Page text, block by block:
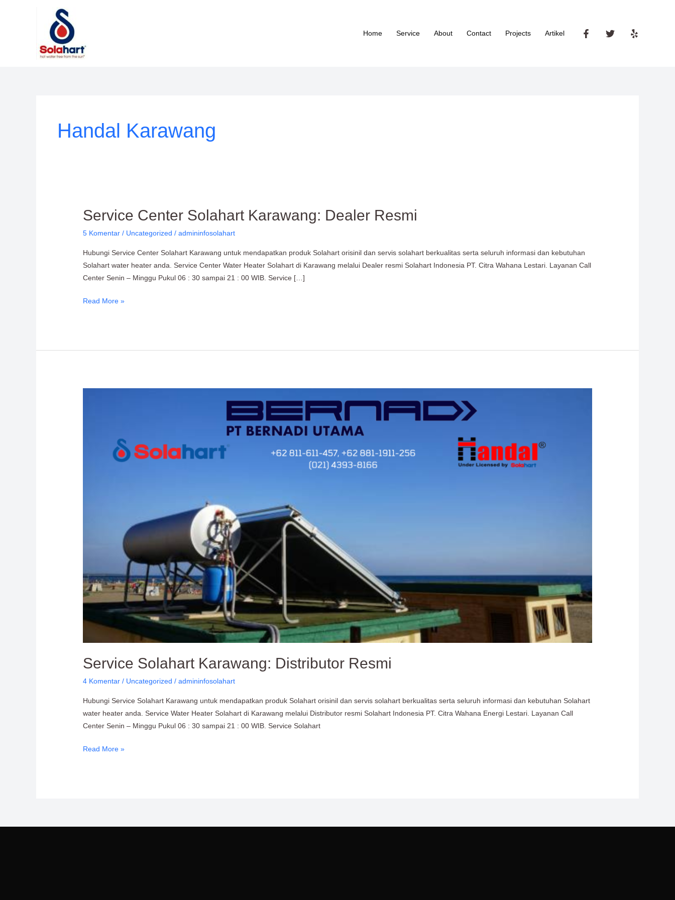
Home Service About Contact Projects Artikel
Handal Karawang
Service Center Solahart Karawang: Dealer Resmi
5 Komentar / Uncategorized /admininfosolahart
Hubungi Service Center Solahart Karawang untuk mendapatkan produk Solahart orisinil dan servis solahart berkualitas serta seluruh informasi dan kebutuhan
Solahart water heater anda. Service Center Water Heater Solahart di Karawang melalui Dealer resmi Solahart Indonesia PT. Citra Wahana Lestari. Layanan Call
Center Senin – Minggu Pukul 06 : 30 sampai 21 : 00 WIB. Service […]
Service
Solahart
Karawang:
Dealer
Resmi
Read More »
Service Solahart Karawang: Distributor Resmi
4 Komentar / Uncategorized /admininfosolahart
Hubungi Service Solahart Karawang untuk mendapatkan produk Solahart orisinil dan servis solahart berkualitas serta seluruh informasi dan kebutuhan Solahart
water heater anda. Service Water Heater Solahart di Karawang melalui Distributor resmi Solahart Indonesia PT. Citra Wahana Energi Lestari. Layanan Call
Center Senin – Minggu Pukul 06 : 30 sampai 21 : 00 WIB. Service Solahart
Read More »